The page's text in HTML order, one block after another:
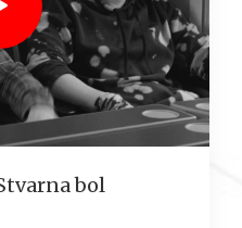
bol